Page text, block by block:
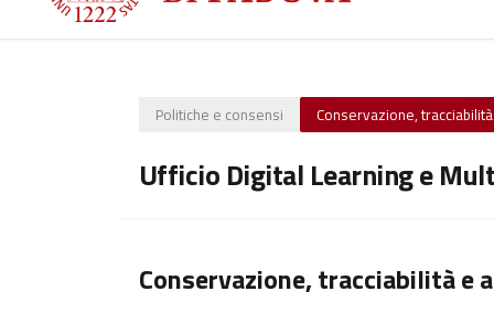
Politiche e consensi Conservazione,
Ufficio Digital Learning e
Conservazione, tracciabilità